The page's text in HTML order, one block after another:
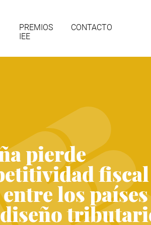
PREMIOS
IEE
CONTACTO
pierde
fiscal
los